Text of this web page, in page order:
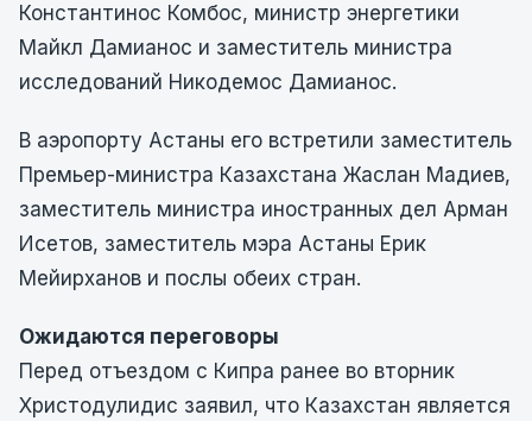
Константинос Комбос, министр энергетики
Майкл Дамианос и заместитель министра
исследований Никодемос Дамианос.
В аэропорту Астаны его встретили заместитель
Премьер-министра Казахстана Жаслан Мадиев,
заместитель министра иностранных дел Арман
Исетов, заместитель мэра Астаны Ерик
Мейирханов и послы обеих стран.
Ожидаются переговоры
Перед отъездом с Кипра ранее во вторник
Христодулидис заявил, что Казахстан является